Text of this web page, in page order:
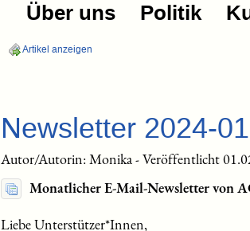
Über uns Politik
Artikel anzeigen
Newsletter 2024-01
Autor/Autorin: Monika - Veröffentlicht
Monatlicher E-Mail-Newsletter von
Liebe Unterstützer*Innen,